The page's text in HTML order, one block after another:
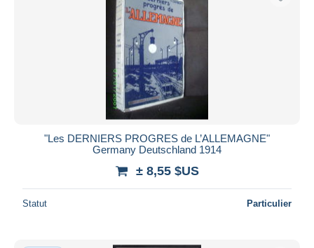
Appliquer
"Les DERNIERS PROGRES de L’ALLEMAGNE"
Germany Deutschland 1914
± 8,55 $US
Statut Particulier